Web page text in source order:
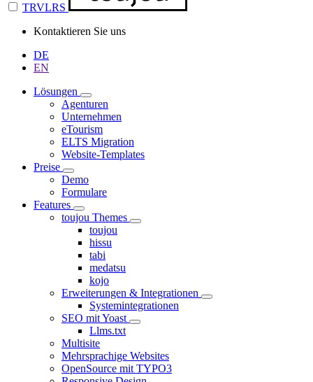
TRVLRS
Kontaktieren Sie uns
DE
EN
Lösungen
Agenturen
Unternehmen
eTourism
ELTS Migration
Website-Templates
Preise
Demo
Formulare
Features
toujou Themes
toujou
hissu
tabi
medatsu
kojo
Erweiterungen & Integrationen
Systemintegrationen
SEO mit Yoast
Llms.txt
Multisite
Mehrsprachige Websites
OpenSource mit TYPO3